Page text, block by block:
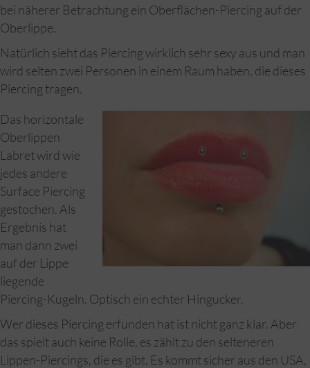
bei näherer Betrachtung ein Oberflächen-Piercing auf der
Oberlippe.
Natürlich sieht das Piercing wirklich sehr sexy aus und man
wird selten zwei Personen in einem Raum haben, die dieses
Piercing tragen.
Das horizontale
Oberlippen
Labret wird wie
jedes andere
Surface Piercing
gestochen. Als
Ergebnis hat
man dann zwei
auf der Lippe
liegende
Piercing-Kugeln. Optisch ein echter Hingucker.
Wer dieses Piercing erfunden hat ist nicht ganz klar. Aber
das spielt auch keine Rolle, es zählt zu den selteneren
Lippen-Piercings, die es gibt. Es kommt sicher aus den USA,